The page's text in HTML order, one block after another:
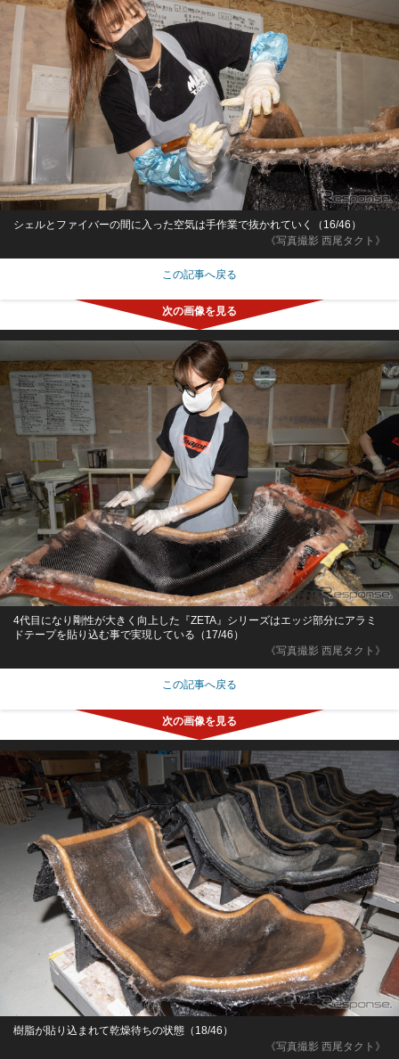
《写真撮影 西尾タクト》
シェルとファイバーの間に入った空気は手作業で抜かれていく（16/46）
この記事へ戻る
《写真撮影 西尾タクト》
4代目になり剛性が大きく向上した『ZETA』シリーズはエッジ部分にアラミ
ドテープを貼り込む事で実現している（17/46）
この記事へ戻る
《写真撮影 西尾タクト》
樹脂が貼り込まれて乾燥待ちの状態（18/46）